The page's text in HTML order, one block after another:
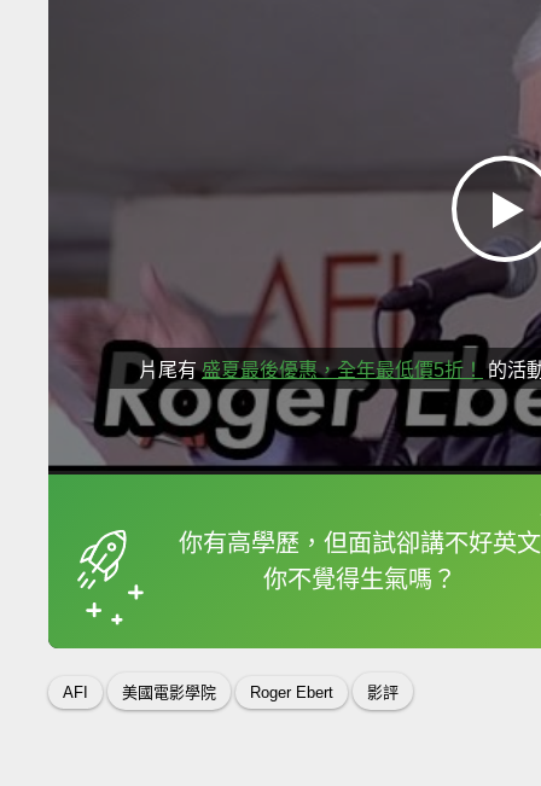
片尾有盛夏最後優惠，全年最低價5折！ 的活
你有高學歷，但面試卻講不好英文
你不覺得生氣嗎？
框選或點兩下字幕可
AFI 美國電影學院 Roger Ebert 影評